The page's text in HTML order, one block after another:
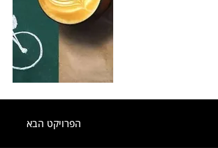
הפרויקט הבא